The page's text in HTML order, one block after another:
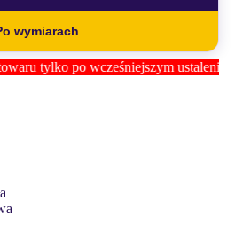
wymiarach
ustaleniu lokalizacji z